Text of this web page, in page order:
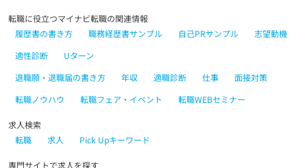
転職に役立つマイナビ転職の関連情報
履歴書の書き方
職務経歴書サンプル 自己PRサンプル
志望動機
適性診断
Uターン
退職願・退職届の書き方
年収 適職診断 仕事
面接対策
転職ノウハウ
転職フェア・イベント 転職WEBセミナー
求人検索
転職
求人 Pick Upキーワード
専門サイトで求人を探す